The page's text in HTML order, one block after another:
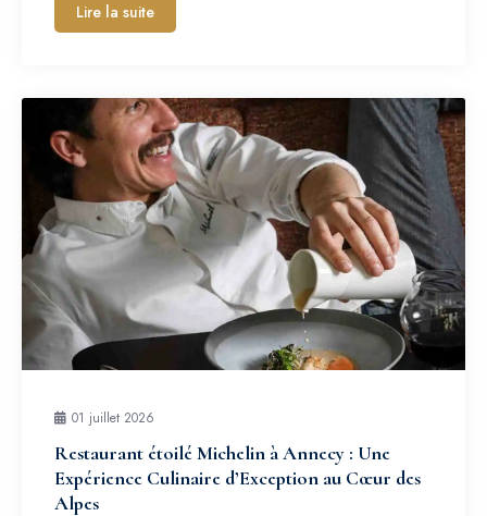
Lire la suite
01 juillet 2026
Restaurant étoilé Michelin à Annecy : Une
Expérience Culinaire d’Exception au Cœur des
Alpes